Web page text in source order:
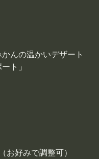
んの温かいデザート
ト」
お好みで調整可）